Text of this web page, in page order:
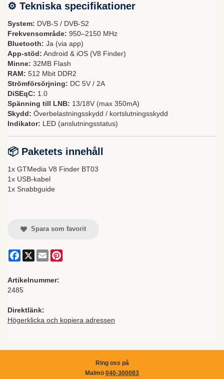
⚙ Tekniska specifikationer
System: DVB-S / DVB-S2
Frekvensområde: 950–2150 MHz
Bluetooth: Ja (via app)
App-stöd: Android & iOS (V8 Finder)
Minne: 32MB Flash
RAM: 512 Mbit DDR2
Strömförsörjning: DC 5V / 2A
DiSEqC: 1.0
Spänning till LNB: 13/18V (max 350mA)
Skydd: Överbelastningsskydd / kortslutningsskydd
Indikator: LED (anslutningsstatus)
📦 Paketets innehåll
1x GTMedia V8 Finder BT03
1x USB-kabel
1x Snabbguide
Spara som favorit
Facebook
X Email
Artikelnummer:
2485
Direktlänk:
Högerklicka och kopiera adressen
Ring oss på
Malmö 040-300083